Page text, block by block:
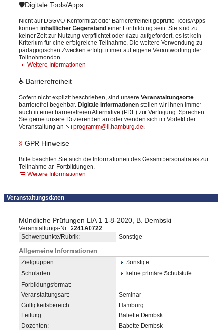
🛡️Digitale Tools/Apps
Nicht auf DSGVO-Konformität oder Barrierefreiheit geprüfte Tools/Apps
können inhaltlicher Gegenstand einer Fortbildung sein. Sie sind zu
keiner Zeit zur Nutzung verpflichtet oder dazu aufgefordert, es ist kein
Kriterium für eine erfolgreiche Teilnahme. Die weitere Verwendung zu
pädagogischen Zwecken erfolgt immer auf eigene Verantwortung der
Teilnehmenden.
Weitere Informationen
♿ Barrierefreiheit
Sofern nicht explizit beschrieben, sind unsere Veranstaltungsorte
barrierefrei begehbar. Digitale Informationen stellen wir ihnen immer
auch in einer barrierefreien Alternative (PDF) zur Verfügung. Sprechen
Sie gerne unsere Dozierenden an oder wenden sich im Vorfeld der
Veranstaltung an
programm@li.hamburg.de.
§ GPR Hinweise
Bitte beachten Sie auch die Informationen des Gesamtpersonalrates zur
Teilnahme an Fortbildungen.
Weitere Informationen
Veranstaltungsdaten
Mündliche Prüfungen LIA 1 1-8-2020, B. Dembski
Veranstaltungs-Nr.: 2241A0722
Schwerpunkte/Rubrik:
Sonstige
Allgemeine Informationen
Zielgruppen:
Sonstige
Schularten:
keine primäre Schulstufe
Forbildungsformat:
---
Veranstaltungsart:
Seminar
Gültigkeitsbereich:
Hamburg
Leitung:
Babette Dembski
Dozenten:
Babette Dembski